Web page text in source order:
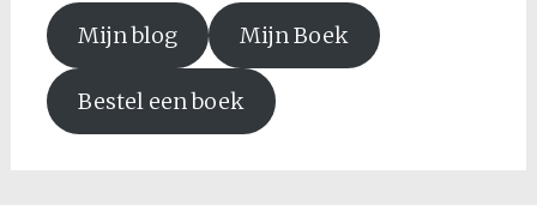
Mijn blog Mijn Boek
Bestel een boek